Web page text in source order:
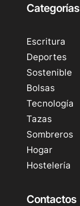
Categorías
Escritura
Deportes
Sostenible
Bolsas
Tecnología
Tazas
Sombreros
Hogar
Hostelería
Contactos